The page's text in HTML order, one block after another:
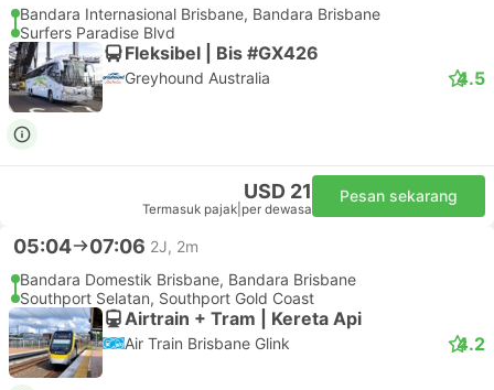
Bandara Internasional Brisbane, Bandara Brisbane
Surfers Paradise Blvd
Fleksibel | Bis #GX426
Greyhound Australia 4.5
USD 21
Termasuk pajak per dewasa
Pesan sekarang
05:04 07:06 2J, 2m
Bandara Domestik Brisbane, Bandara Brisbane
Southport Selatan, Southport Gold Coast
Airtrain + Tram | Kereta Api
Air Train Brisbane Glink 4.2